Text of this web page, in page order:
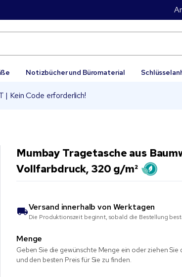
Notizbücher und Büromaterial
| Kein Code erforderlich!
Mumbay Tragetasche aus
Vollfarbdruck, 320 g/m²
Versand innerhalb von Werktagen
Die Produktionszeit beginnt, sobald die Bestellung
Menge
Geben Sie die gewünschte Menge ein oder ziehen
und den besten Preis für Sie zu finden.